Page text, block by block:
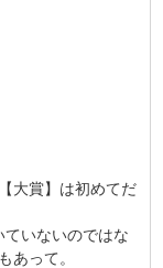
大賞】は初めてだ
いないのではな
あって。